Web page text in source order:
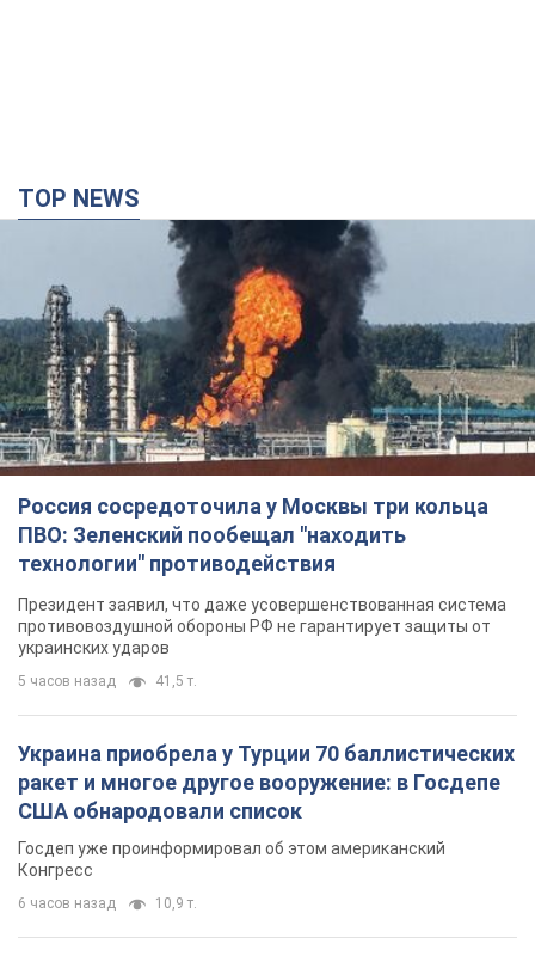
TOP NEWS
Россия сосредоточила у Москвы три кольца
ПВО: Зеленский пообещал "находить
технологии" противодействия
Президент заявил, что даже усовершенствованная система
противовоздушной обороны РФ не гарантирует защиты от
украинских ударов
5 часов назад 41,5 т.
Украина приобрела у Турции 70 баллистических
ракет и многое другое вооружение: в Госдепе
США обнародовали список
Госдеп уже проинформировал об этом американский
Конгресс
6 часов назад 10,9 т.